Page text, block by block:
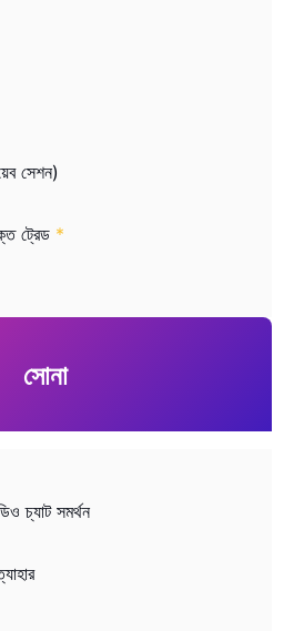
সেশন)
ট্রেড *
সোনা
চ্যাট সমর্থন